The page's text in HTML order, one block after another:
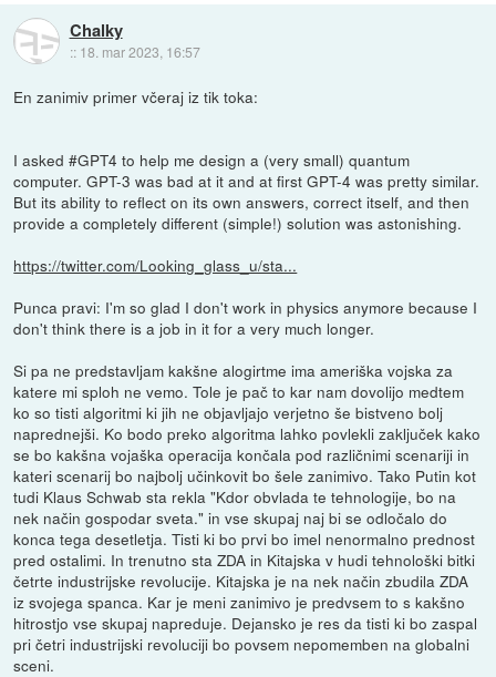
Chalky
:: 18. mar 2023, 16:57
En zanimiv primer včeraj iz tik toka:
I asked #GPT4 to help me design a (very small) quantum
computer. GPT-3 was bad at it and at first GPT-4 was pretty similar.
But its ability to reflect on its own answers, correct itself, and then
provide a completely different (simple!) solution was astonishing.
https://twitter.com/Looking_glass_u/sta...
Punca pravi: I'm so glad I don't work in physics anymore because I
don't think there is a job in it for a very much longer.
Si pa ne predstavljam kakšne alogirtme ima ameriška vojska za
katere mi sploh ne vemo. Tole je pač to kar nam dovolijo medtem
ko so tisti algoritmi ki jih ne objavljajo verjetno še bistveno bolj
naprednejši. Ko bodo preko algoritma lahko povlekli zaključek kako
se bo kakšna vojaška operacija končala pod različnimi scenariji in
kateri scenarij bo najbolj učinkovit bo šele zanimivo. Tako Putin kot
tudi Klaus Schwab sta rekla "Kdor obvlada te tehnologije, bo na
nek način gospodar sveta." in vse skupaj naj bi se odločalo do
konca tega desetletja. Tisti ki bo prvi bo imel nenormalno prednost
pred ostalimi. In trenutno sta ZDA in Kitajska v hudi tehnološki bitki
četrte industrijske revolucije. Kitajska je na nek način zbudila ZDA
iz svojega spanca. Kar je meni zanimivo je predvsem to s kakšno
hitrostjo vse skupaj napreduje. Dejansko je res da tisti ki bo zaspal
pri četri industrijski revoluciji bo povsem nepomemben na globalni
sceni.